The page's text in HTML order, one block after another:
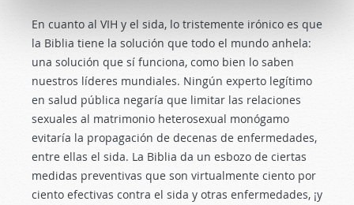
En cuanto al VIH y el sida, lo tristemente irónico es que
la Biblia tiene la solución que todo el mundo anhela:
una solución que sí funciona, como bien lo saben
nuestros líderes mundiales. Ningún experto legítimo
en salud pública negaría que limitar las relaciones
sexuales al matrimonio heterosexual monógamo
evitaría la propagación de decenas de enfermedades,
entre ellas el sida. La Biblia da un esbozo de ciertas
medidas preventivas que son virtualmente ciento por
ciento efectivas contra el sida y otras enfermedades, ¡y